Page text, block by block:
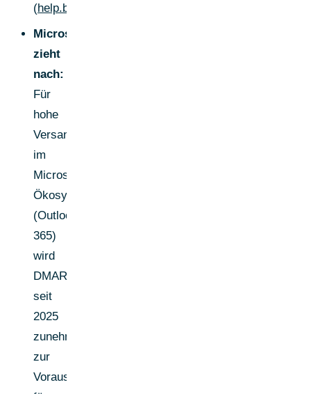
(help.blueshift.com
Microsoft
zieht
nach:
Für
hohe
Versandvolumen
im
Microsoft-
Ökosystem
(Outlook/Office
365)
wird
DMARC
seit
2025
zunehmend
zur
Voraussetzung